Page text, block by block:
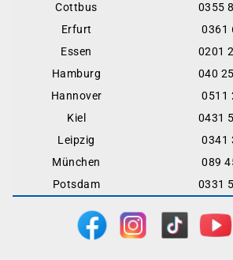
Cottbus
0355
Erfurt
0361
Essen
0201
Hamburg
040
Hannover
0511
Kiel
0431
Leipzig
0341
München
089
Potsdam
0331